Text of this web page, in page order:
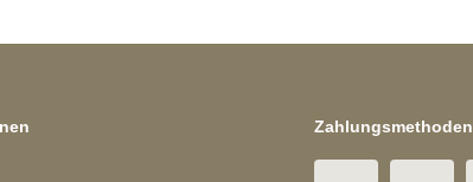
Zahlungsmethoden